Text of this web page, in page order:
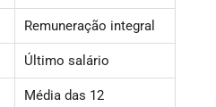
Remuneração integral
Último salário
Média das 12